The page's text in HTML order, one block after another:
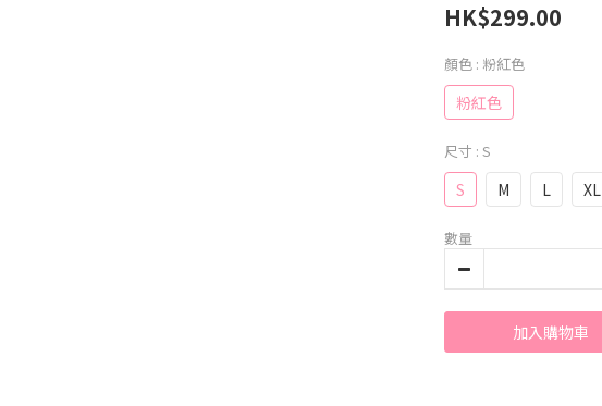
HK$299.00
顏色 : 粉紅色
粉紅色
尺寸 : S
S M L XL
數量
加入購物車